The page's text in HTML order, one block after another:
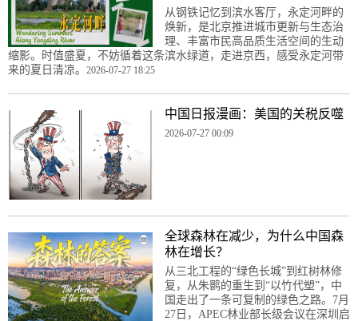
从钢铁记忆到滨水客厅，永定河畔的
焕新，是北京推进城市更新与生态治
理、丰富市民高品质生活空间的生动
缩影。时值盛夏，不妨循着这条滨水绿道，走进京西，感受永定河带
来的夏日清凉。 2026-07-27 18:25
中国日报漫画：美国的关税反噬
2026-07-27 00:09
全球森林在减少，为什么中国森
林在增长？
从三北工程的“绿色长城”到红树林修
复，从朱鹮的重生到“以竹代塑”，中
国走出了一条可复制的绿色之路。7月
27日，APEC林业部长级会议在深圳启